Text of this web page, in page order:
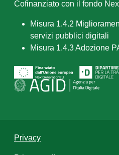
Cofinanziato con il fondo
Misura 1.4.2
servizi pubblici digitali
Misura 1.4.3 Adozione
Privacy